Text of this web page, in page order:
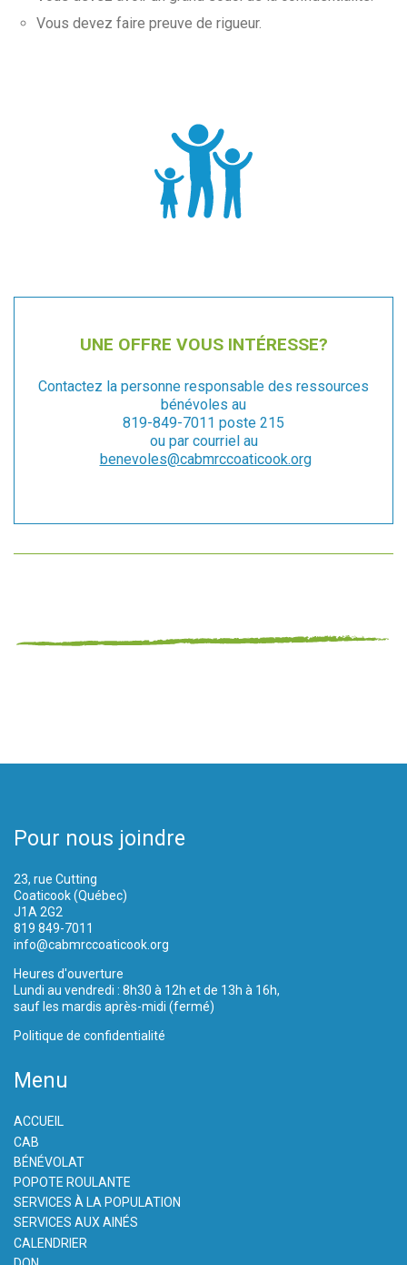
Vous devez faire preuve de rigueur.
UNE OFFRE VOUS INTÉRESSE?
Contactez la personne responsable des ressources
bénévoles au
819-849-7011 poste 215
ou par courriel au
benevoles@cabmrccoaticook.org
Pour nous joindre
23, rue Cutting
Coaticook (Québec)
J1A 2G2
819 849-7011
info@cabmrccoaticook.org
Heures d'ouverture
Lundi au vendredi : 8h30 à 12h et de 13h à 16h,
sauf les mardis après-midi (fermé)
Politique de confidentialité
Menu
ACCUEIL
CAB
BÉNÉVOLAT
POPOTE ROULANTE
SERVICES À LA POPULATION
SERVICES AUX AINÉS
CALENDRIER